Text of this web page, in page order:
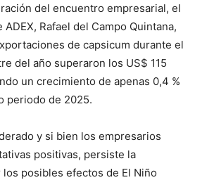
del encuentro empresarial, el
Rafael del Campo Quintana,
de capsicum durante el
del año superaron los US$ 115
un crecimiento de apenas 0,4 %
periodo de 2025.
y si bien los empresarios
positivas, persiste la
posibles efectos de El Niño